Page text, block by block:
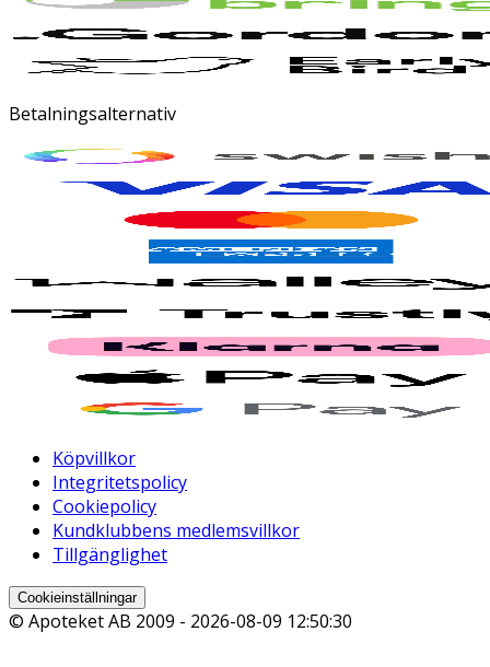
Betalningsalternativ
Köpvillkor
Integritetspolicy
Cookiepolicy
Kundklubbens medlemsvillkor
Tillgänglighet
Cookieinställningar
© Apoteket AB 2009 - 2026-08-09 12:50:30